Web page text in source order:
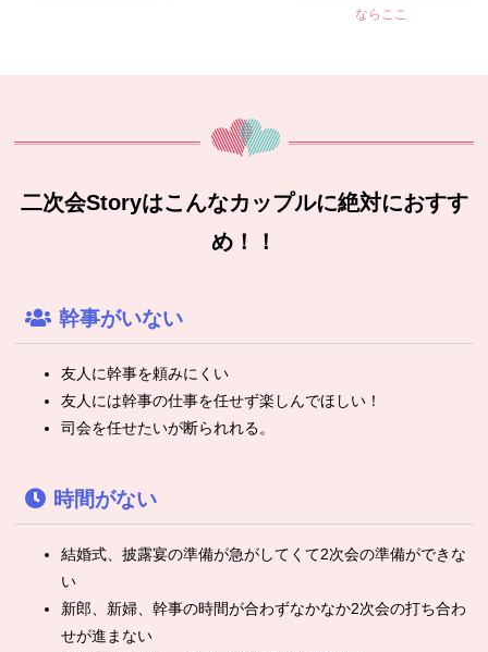
ならここ
二次会Storyはこんなカップルに絶対におすす
め！！
幹事がいない
友人に幹事を頼みにくい
友人には幹事の仕事を任せず楽しんでほしい！
司会を任せたいが断られれる。
時間がない
結婚式、披露宴の準備が急がしてくて2次会の準備ができな
い
新郎、新婦、幹事の時間が合わずなかなか2次会の打ち合わ
せが進まない